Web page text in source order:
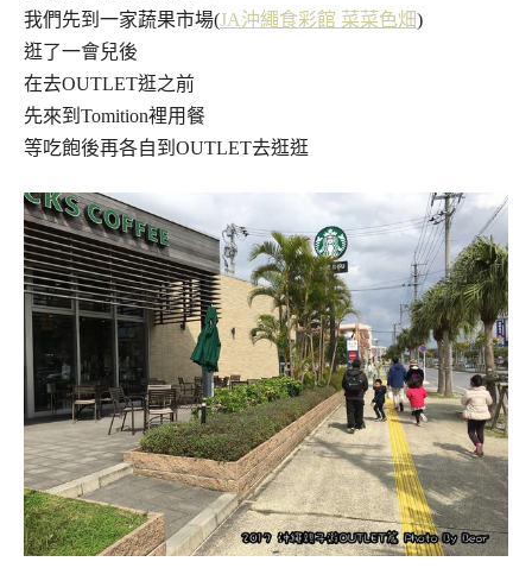
我們先到一家蔬果市場(JA沖繩食彩館 菜菜色畑)
逛了一會兒後
在去OUTLET逛之前
先來到Tomition裡用餐
等吃飽後再各自到OUTLET去逛逛